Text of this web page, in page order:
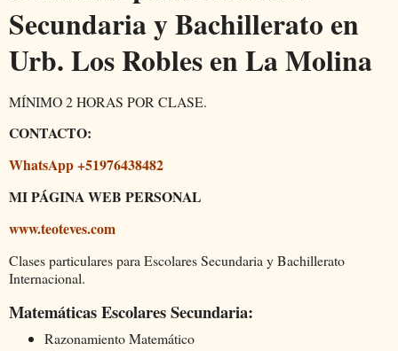
Secundaria y Bachillerato en
Urb. Los Robles en La Molina
MÍNIMO 2 HORAS POR CLASE.
CONTACTO:
WhatsApp +51976438482
MI PÁGINA WEB PERSONAL
www.teoteves.com
Clases particulares para Escolares Secundaria y Bachillerato
Internacional.
Matemáticas Escolares Secundaria:
Razonamiento Matemático